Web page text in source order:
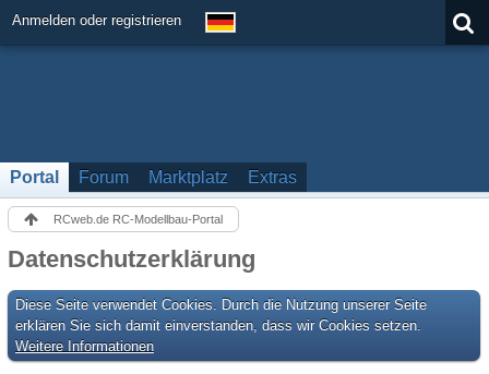
Anmelden oder registrieren
Portal Forum Marktplatz Extras
RCweb.de RC-Modellbau-Portal
Datenschutzerklärung
Diese Seite verwendet Cookies. Durch die Nutzung unserer Seite
erklären Sie sich damit einverstanden, dass wir Cookies setzen.
Weitere Informationen